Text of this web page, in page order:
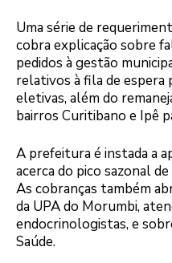
Uma série de
cobra explicação sobre
pedidos à gestão
relativos à fila de espera
eletivas, além do
bairros Curitibano e Ipê
A prefeitura é instada a
acerca do pico sazonal
As cobranças também
da UPA do Morumbi,
endocrinologistas, e
Saúde.